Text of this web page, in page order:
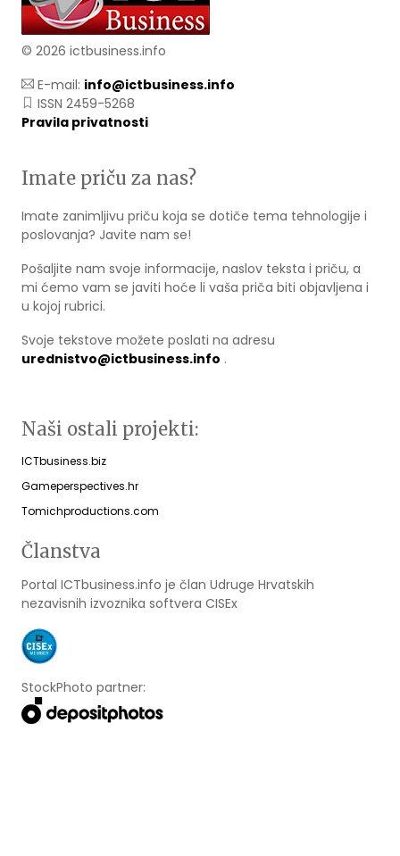
© 2026 ictbusiness.info
E-mail: info@ictbusiness.info
ISSN 2459-5268
Pravila privatnosti
Imate priču za nas?
Imate zanimljivu priču koja se dotiče tema tehnologije i
poslovanja? Javite nam se!
Pošaljite nam svoje informacije, naslov teksta i priču, a
mi ćemo vam se javiti hoće li vaša priča biti objavljena i
u kojoj rubrici.
Svoje tekstove možete poslati na adresu
urednistvo@ictbusiness.info .
Naši ostali projekti:
ICTbusiness.biz
Gameperspectives.hr
Tomichproductions.com
Članstva
Portal ICTbusiness.info je član Udruge Hrvatskih
nezavisnih izvoznika softvera CISEx
StockPhoto partner: